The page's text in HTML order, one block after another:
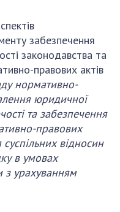
забезпечення
законодавства та
правових актів
нормативно-
юридичної
та забезпечення
правових
відносин
в умовах
з урахуванням